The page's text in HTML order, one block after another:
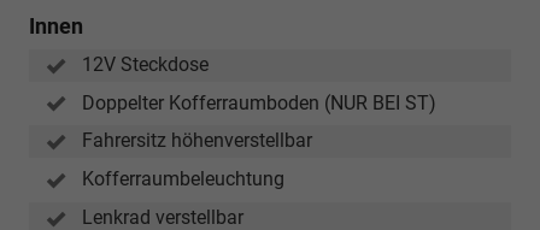
Innen
12V Steckdose
Doppelter Kofferraumboden (NUR BEI ST)
Fahrersitz höhenverstellbar
Kofferraumbeleuchtung
Lenkrad verstellbar